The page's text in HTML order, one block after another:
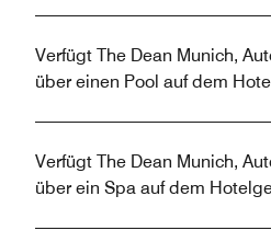
Verfügt The Dean Munich,
über einen Pool auf dem
Verfügt The Dean Munich,
über ein Spa auf dem